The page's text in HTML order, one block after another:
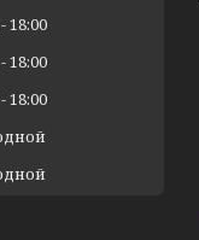
18:00
18:00
18:00